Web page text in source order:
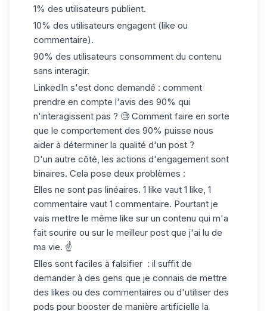
1% des utilisateurs publient.
10% des utilisateurs engagent (like ou
commentaire).
90% des utilisateurs consomment du contenu
sans interagir.
LinkedIn s'est donc demandé : comment
prendre en compte l'avis des 90% qui
n'interagissent pas ? 🧐 Comment faire en sorte
que le comportement des 90% puisse nous
aider à déterminer la qualité d'un post ?
D'un autre côté, les actions d'engagement sont
binaires. Cela pose deux problèmes :
Elles ne sont pas linéaires. 1 like vaut 1 like, 1
commentaire vaut 1 commentaire. Pourtant je
vais mettre le même like sur un contenu qui m'a
fait sourire ou sur le meilleur post que j'ai lu de
ma vie. ☝️
Elles sont faciles à falsifier : il suffit de
demander à des gens que je connais de mettre
des likes ou des commentaires ou d'utiliser des
pods pour booster de manière artificielle la